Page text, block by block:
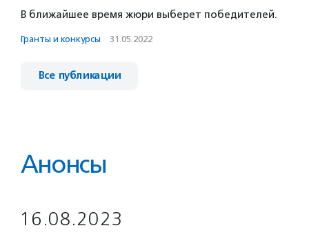
В ближайшее время жюри выберет победителей.
Гранты и конкурсы · 31.05.2022
Все публикации
Анонсы
16.08.2023